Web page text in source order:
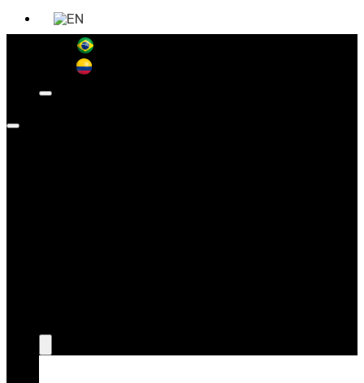
SOMOS LÍDERES EN SANIDAD ANIMAL